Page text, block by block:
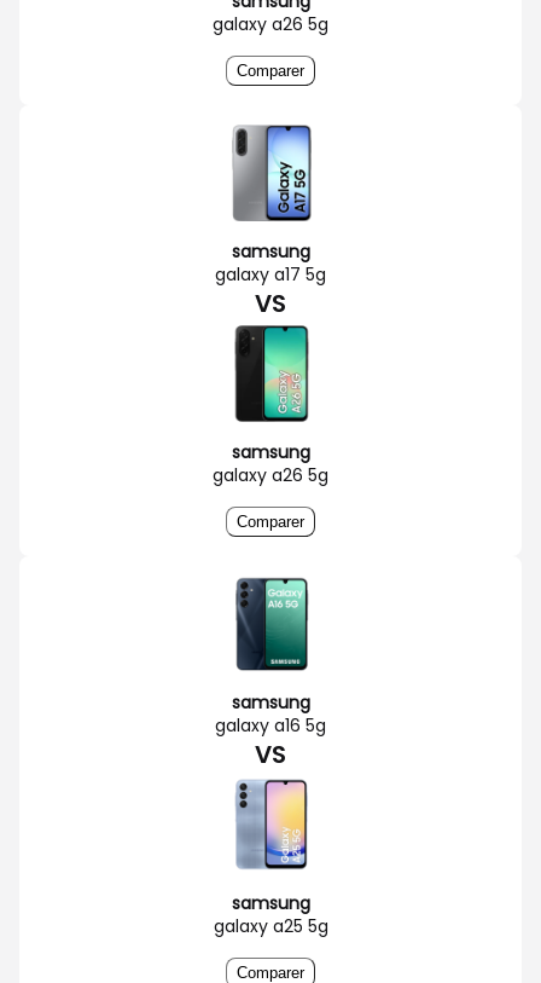
galaxy a26 5g
Comparer
samsung
galaxy a17 5g
VS
samsung
galaxy a26 5g
Comparer
samsung
galaxy a16 5g
VS
samsung
galaxy a25 5g
Comparer